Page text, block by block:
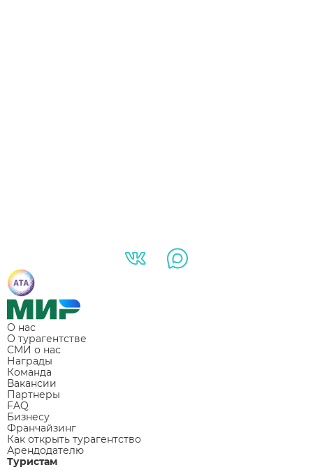
О нас
О турагентстве
СМИ о нас
Награды
Команда
Вакансии
Партнеры
FAQ
Бизнесу
Франчайзинг
Как открыть турагентство
Арендодателю
Туристам